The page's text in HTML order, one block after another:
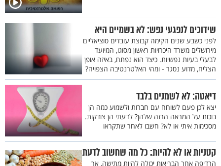
שידוכים לנפגעי נפש: לא בשמיים היא
לפני כשבע שנים הקימה קבוצת עובדים סוציאליים
מירושלים משרד היכרויות ראשון מסוגו, המיועד
לבעלי בעיות נפשיות. כיצד הוא נפתח, באיזה אופן
הצליח, מדוע נסגר - ומהי האלטרנטיבה הצפויה?
דיאטה: לא לשמנים בלבד
יצא לכן פעם לשוחח עם חברות ולשמוע כמה הן
בוכות על המראה הרזה שלהן? לדעתי הן צודקות.
מסכימות איתי או לא? חשבו לאחר שתקראו
קטניות או לא להיות: כל מה שחשוב לדעת
הרדיפה אחר הבריאות יכולה להיות מתישה, אך